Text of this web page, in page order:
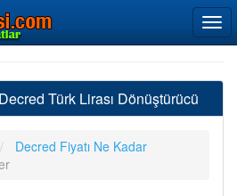
Türk Lirası Dönüştürücü
Decred Fiyatı Ne Kadar